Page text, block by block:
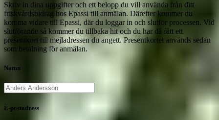
Skriv in dina uppgifter och ett belopp du vill använda från ditt
friskvårdsbidrag hos Epassi till anmälan. Därefter kommer du
komma vidare till Epassi, där du loggar in och slutför processen. Vid
slutförande så kommer du tillbaka hit och du har då fått ett
presentkort till mejladressen du angett. Presentkortet används sedan
som betalning för anmälan.
Namn
E-postadress